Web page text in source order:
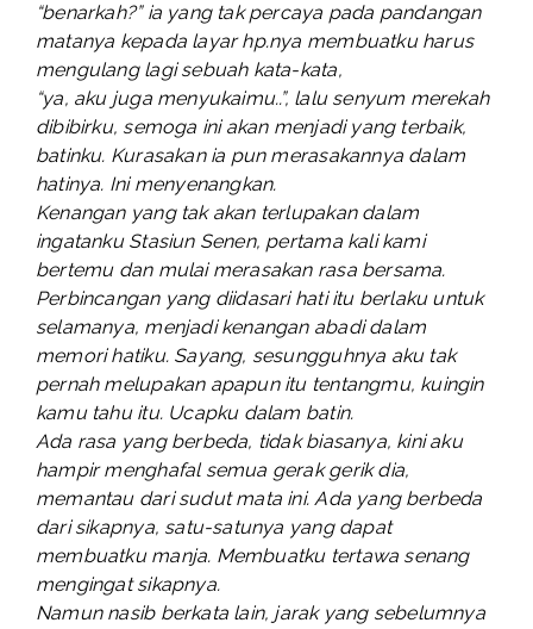
“benarkah?” ia yang tak percaya pada pandangan
matanya kepada layar hp.nya membuatku harus
mengulang lagi sebuah kata-kata,
“ya, aku juga menyukaimu..”, lalu senyum merekah
dibibirku, semoga ini akan menjadi yang terbaik,
batinku. Kurasakan ia pun merasakannya dalam
hatinya. Ini menyenangkan.
Kenangan yang tak akan terlupakan dalam
ingatanku Stasiun Senen, pertama kali kami
bertemu dan mulai merasakan rasa bersama.
Perbincangan yang diidasari hati itu berlaku untuk
selamanya, menjadi kenangan abadi dalam
memori hatiku. Sayang, sesungguhnya aku tak
pernah melupakan apapun itu tentangmu, kuingin
kamu tahu itu. Ucapku dalam batin.
Ada rasa yang berbeda, tidak biasanya, kini aku
hampir menghafal semua gerak gerik dia,
memantau dari sudut mata ini. Ada yang berbeda
dari sikapnya, satu-satunya yang dapat
membuatku manja. Membuatku tertawa senang
mengingat sikapnya.
Namun nasib berkata lain, jarak yang sebelumnya